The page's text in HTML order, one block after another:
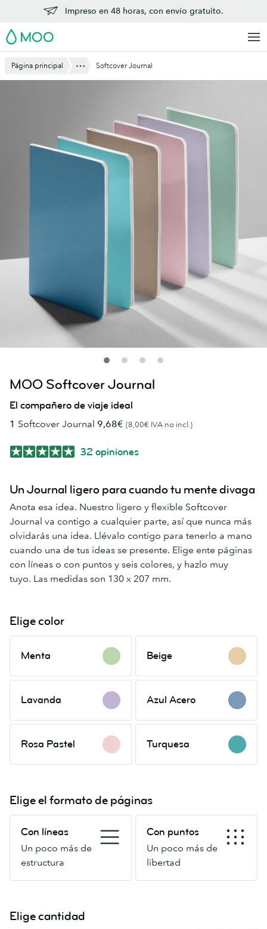
contenido
principal
Impreso en 48 horas, con envío gratuito.
MOO
Página principal Mostrar todo
Softcover Journal
MOO Softcover Journal
El compañero de viaje ideal
1 Softcover Journal 9,68€ (8,00€ IVA no incl.)
32 opiniones
Un Journal ligero para cuando tu mente divaga
Anota esa idea. Nuestro ligero y flexible Softcover
Journal va contigo a cualquier parte, así que nunca más
olvidarás una idea. Llévalo contigo para tenerlo a mano
cuando una de tus ideas se presente. Elige ente páginas
con líneas o con puntos y seis colores, y hazlo muy
tuyo. Las medidas son 130 x 207 mm.
Elige color
Menta Beige
Lavanda Azul Acero
Acero
Rosa Pastel
Pastel
Turquesa
Elige el formato de páginas
Con líneas
Un poco más de
estructura
líneas
poco
más
Con puntos
Un poco más de
libertad
puntos
poco
más
Elige cantidad